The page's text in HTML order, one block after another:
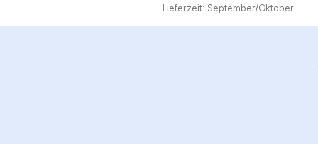
Lieferzeit: September/Oktober